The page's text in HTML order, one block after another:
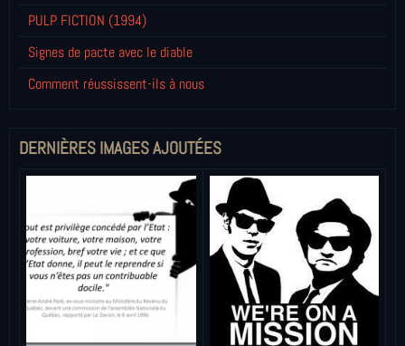
PULP FICTION (1994)
Signes de pacte avec le diable
Comment réussissent-ils à nous
DERNIÈRES IMAGES AJOUTÉES